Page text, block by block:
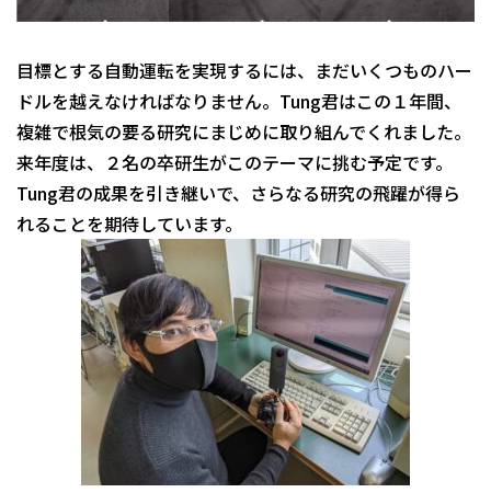
目標とする自動運転を実現するには、まだいくつものハー
ドルを越えなければなりません。Tung君はこの１年間、
複雑で根気の要る研究にまじめに取り組んでくれました。
来年度は、２名の卒研生がこのテーマに挑む予定です。
Tung君の成果を引き継いで、さらなる研究の飛躍が得ら
れることを期待しています。